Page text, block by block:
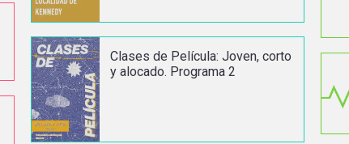
Clases de Película: Joven, corto
y alocado. Programa 2